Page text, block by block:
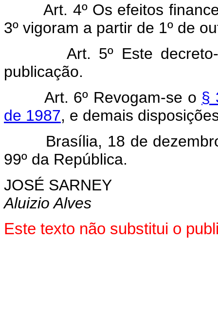
Art. 4º Os efeitos
3º vigoram a partir de 1º de
Art. 5º Este decreto-lei
publicação.
Art. 6º Revogam-se o §
de 1987, e demais
Brasília, 18 de dezembro
99º da República.
JOSÉ SARNEY
Aluizio Alves
Este texto não substitui o